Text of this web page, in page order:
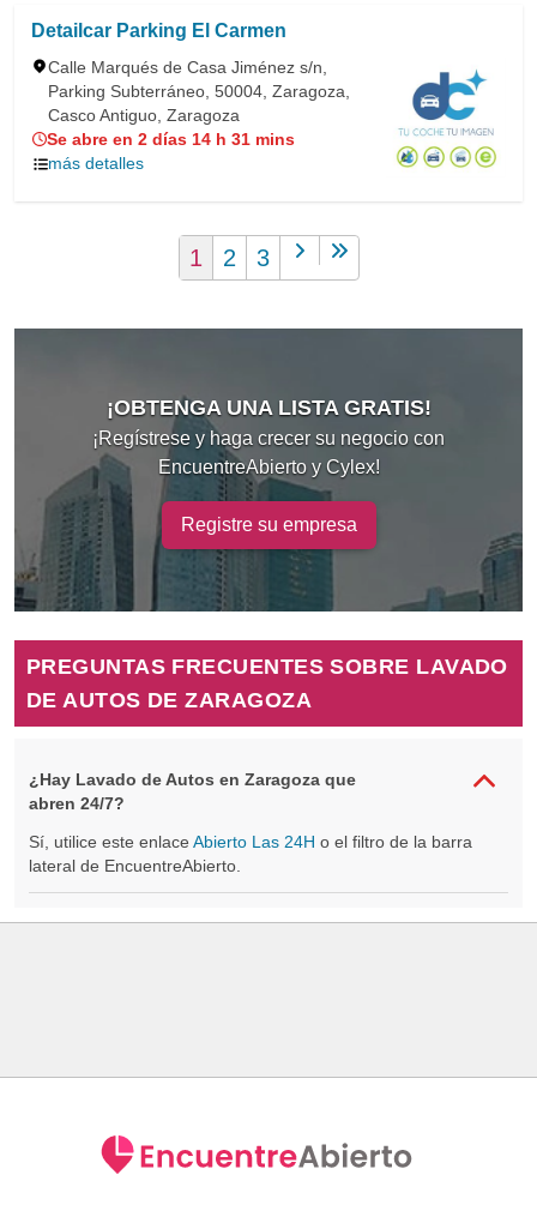
Detailcar Parking El Carmen
Calle Marqués de Casa Jiménez s/n,
Parking Subterráneo, 50004, Zaragoza,
Casco Antiguo, Zaragoza
Se abre en 2 días 14 h 31 mins
más detalles
1 2 3
¡OBTENGA UNA LISTA GRATIS!
¡Regístrese y haga crecer su negocio con
EncuentreAbierto y Cylex!
Registre su empresa
PREGUNTAS FRECUENTES SOBRE LAVADO
DE AUTOS DE ZARAGOZA
¿Hay Lavado de Autos en Zaragoza que
abren 24/7?
Sí, utilice este enlace Abierto Las 24H o el filtro de la barra
lateral de EncuentreAbierto.